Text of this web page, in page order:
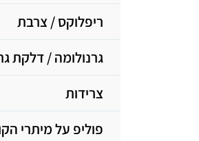
ריפלוקס / צרבת
גרנולומה / דלקת
צרידות
פוליפ על מיתרי